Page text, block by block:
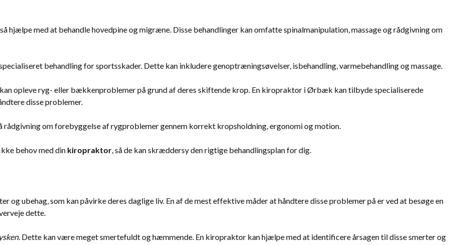
hjælpe med at behandle hovedpine og migræne. Disse behandlinger kan omfatte spinalmanipulation, massage og rådgivning om
behandling for sportsskader. Dette kan inkludere genoptræningsøvelser, isbehandling, varmebehandling og massage.
opleve ryg- eller bækkenproblemer på grund af deres skiftende krop. En kiropraktor i Ørbæk kan tilbyde specialiserede
disse problemer.
om forebyggelse af rygproblemer gennem korrekt kropsholdning, ergonomi og motion.
behov med din kiropraktor, så de kan skræddersy den rigtige behandlingsplan for dig.
og ubehag, som kan påvirke deres daglige liv. En af de mest effektive måder at håndtere disse problemer på er ved at besøge en
dette.
. Dette kan være meget smertefuldt og hæmmende. En kiropraktor kan hjælpe med at identificere årsagen til disse smerter og